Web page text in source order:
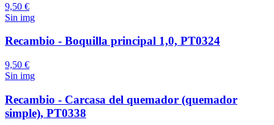
9,50 €
Sin img
Recambio - Boquilla principal 1,0, PT0324
9,50 €
Sin img
Recambio - Carcasa del quemador (quemador
simple), PT0338